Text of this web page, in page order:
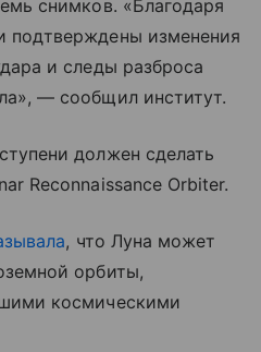
снимков. «Благодаря
подтверждены изменения
и следы разброса
— сообщил институт.
должен сделать
Reconnaissance Orbiter.
, что Луна может
орбиты,
космическими